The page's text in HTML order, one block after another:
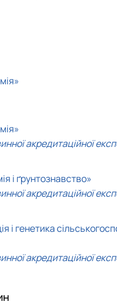
акредитаційної
і ґрунтознавство»
акредитаційної
і генетика
акредитаційної